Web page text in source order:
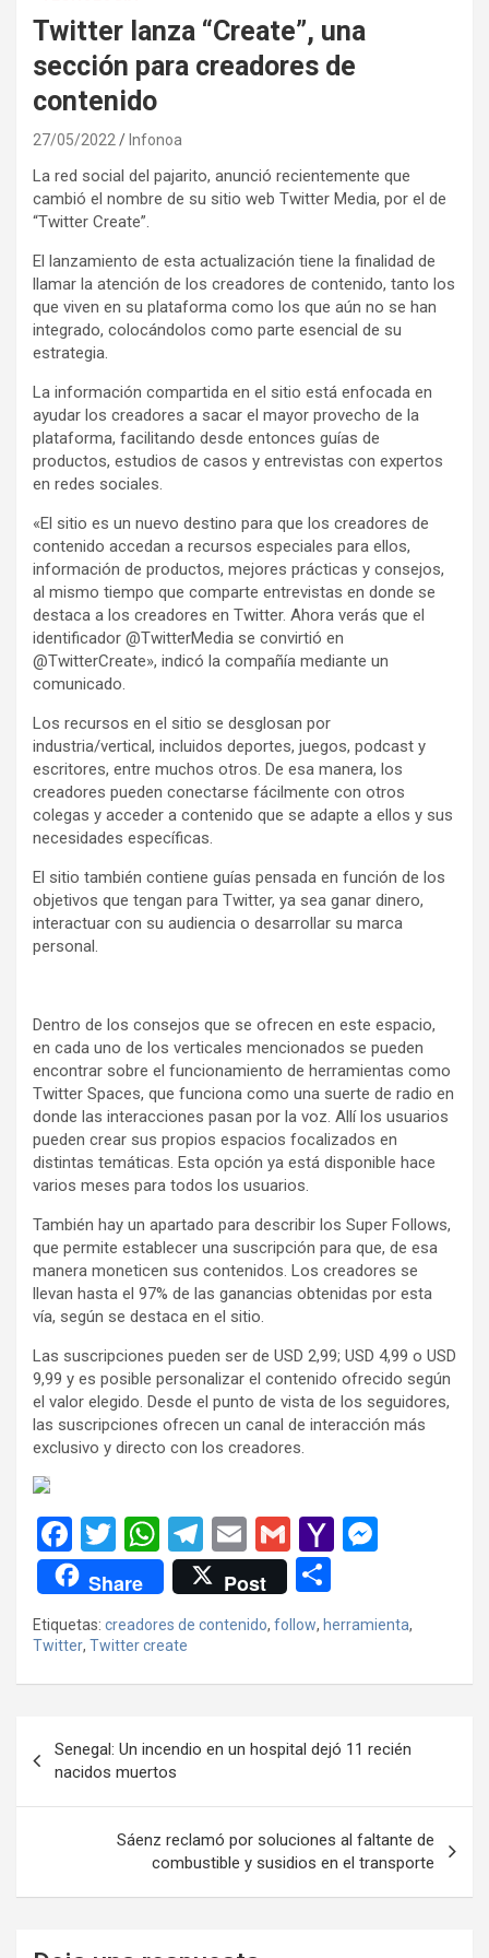
Twitter lanza “Create”, una
sección para creadores de
contenido
27/05/2022 Infonoa
La red social del pajarito, anunció recientemente que
cambió el nombre de su sitio web Twitter Media, por el de
“Twitter Create”.
El lanzamiento de esta actualización tiene la finalidad de
llamar la atención de los creadores de contenido, tanto los
que viven en su plataforma como los que aún no se han
integrado, colocándolos como parte esencial de su
estrategia.
La información compartida en el sitio está enfocada en
ayudar los creadores a sacar el mayor provecho de la
plataforma, facilitando desde entonces guías de
productos, estudios de casos y entrevistas con expertos
en redes sociales.
«El sitio es un nuevo destino para que los creadores de
contenido accedan a recursos especiales para ellos,
información de productos, mejores prácticas y consejos,
al mismo tiempo que comparte entrevistas en donde se
destaca a los creadores en Twitter. Ahora verás que el
identificador @TwitterMedia se convirtió en
@TwitterCreate», indicó la compañía mediante un
comunicado.
Los recursos en el sitio se desglosan por
industria/vertical, incluidos deportes, juegos, podcast y
escritores, entre muchos otros. De esa manera, los
creadores pueden conectarse fácilmente con otros
colegas y acceder a contenido que se adapte a ellos y sus
necesidades específicas.
El sitio también contiene guías pensada en función de los
objetivos que tengan para Twitter, ya sea ganar dinero,
interactuar con su audiencia o desarrollar su marca
personal.
Dentro de los consejos que se ofrecen en este espacio,
en cada uno de los verticales mencionados se pueden
encontrar sobre el funcionamiento de herramientas como
Twitter Spaces, que funciona como una suerte de radio en
donde las interacciones pasan por la voz. Allí los usuarios
pueden crear sus propios espacios focalizados en
distintas temáticas. Esta opción ya está disponible hace
varios meses para todos los usuarios.
También hay un apartado para describir los Super Follows,
que permite establecer una suscripción para que, de esa
manera moneticen sus contenidos. Los creadores se
llevan hasta el 97% de las ganancias obtenidas por esta
vía, según se destaca en el sitio.
Las suscripciones pueden ser de USD 2,99; USD 4,99 o USD
9,99 y es posible personalizar el contenido ofrecido según
el valor elegido. Desde el punto de vista de los seguidores,
las suscripciones ofrecen un canal de interacción más
exclusivo y directo con los creadores.
F
a
ce
b
o
k
T
wi
tt
er
W
h
at
s
A
p
T
el
e
gr
a
E
m
ail
G
m
ail
Y
o
o
ail
n
g
Share Post
m
p
tir
Etiquetas: creadores de contenido, follow, herramienta,
Twitter, Twitter create
de
entradas
Senegal: Un incendio en un hospital dejó 11 recién
nacidos muertos
Sáenz reclamó por soluciones al faltante de
combustible y susidios en el transporte